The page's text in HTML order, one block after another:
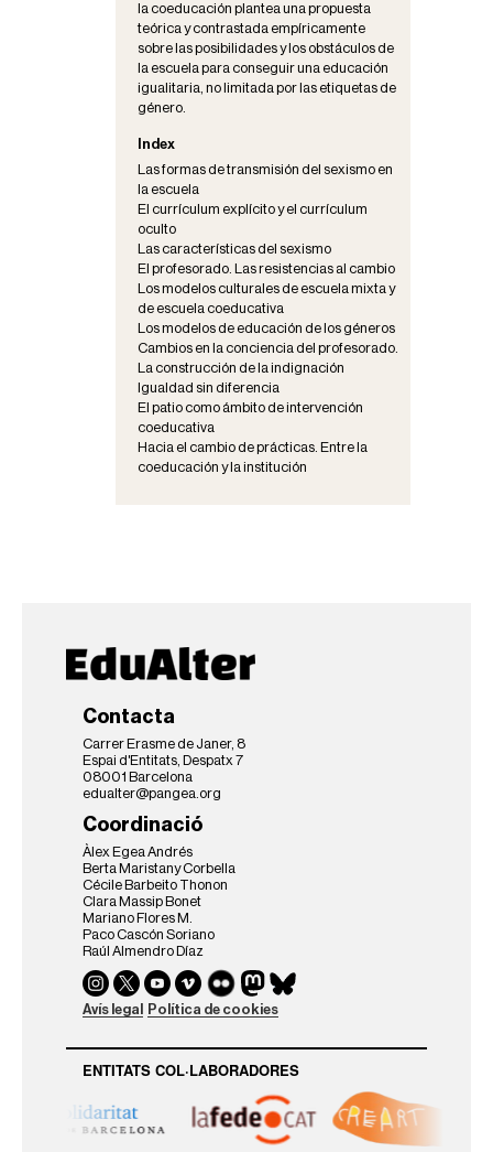
la coeducación plantea una propuesta
teórica y contrastada empíricamente
sobre las posibilidades y los obstáculos de
la escuela para conseguir una educación
igualitaria, no limitada por las etiquetas de
género.
Index
Las formas de transmisión del sexismo en
la escuela
El currículum explícito y el currículum
oculto
Las características del sexismo
El profesorado. Las resistencias al cambio
Los modelos culturales de escuela mixta y
de escuela coeducativa
Los modelos de educación de los géneros
Cambios en la conciencia del profesorado.
La construcción de la indignación
Igualdad sin diferencia
El patio como ámbito de intervención
coeducativa
Hacia el cambio de prácticas. Entre la
coeducación y la institución
Contacta
Carrer Erasme de Janer, 8
Espai d'Entitats, Despatx 7
08001 Barcelona
edualter@pangea.org
Coordinació
Àlex Egea Andrés
Berta Maristany Corbella
Cécile Barbeito Thonon
Clara Massip Bonet
Mariano Flores M.
Paco Cascón Soriano
Raúl Almendro Díaz
Avís legal Política de cookies
ENTITATS COL·LABORADORES